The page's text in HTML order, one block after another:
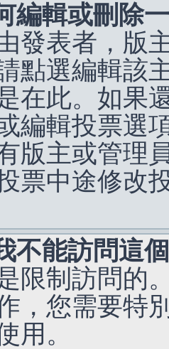
編輯或刪除
發表者，版
點選編輯該
在此。如果
編輯投票選
版主或管理
票中途修改
不能訪問這
限制訪問的
，您需要特
用。